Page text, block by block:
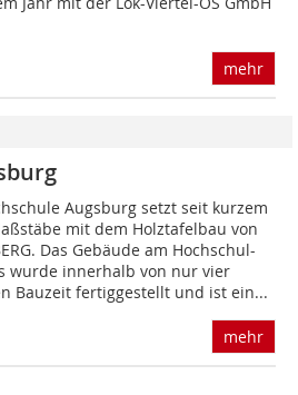
mehr
Augsburg setzt seit kurzem
mit dem Holztafelbau von
Das Gebäude am Hochschul-
wurde innerhalb von nur vier
Bauzeit fertiggestellt und ist ein...
mehr